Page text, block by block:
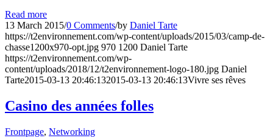
Read more
13 March 2015/0 Comments/by Daniel Tarte
https://t2environnement.com/wp-content/uploads/2015/03/camp-de-
chasse1200x970-opt.jpg 970 1200 Daniel Tarte
https://t2environnement.com/wp-
content/uploads/2018/12/t2environnement-logo-180.jpg Daniel
Tarte2015-03-13 20:46:132015-03-13 20:46:13Vivre ses rêves
Casino des années folles
Frontpage, Networking